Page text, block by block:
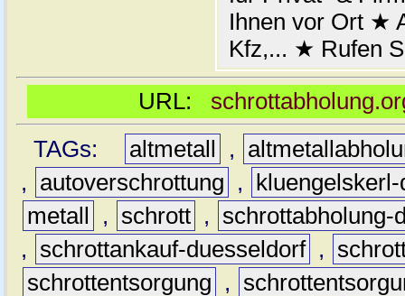
Ihnen vor Ort ★
Kfz,... ★ Rufen
URL:
TAGs:
altmetall ,
,
autoverschrottung ,
metall
, schrott ,
schrottabholung-
,
schrottankauf-duesseldorf ,
schrottentsorgung
,